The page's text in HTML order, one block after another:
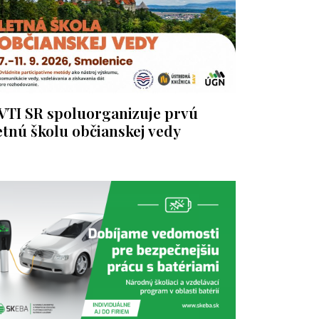
SR spoluorganizuje prvú
školu občianskej vedy